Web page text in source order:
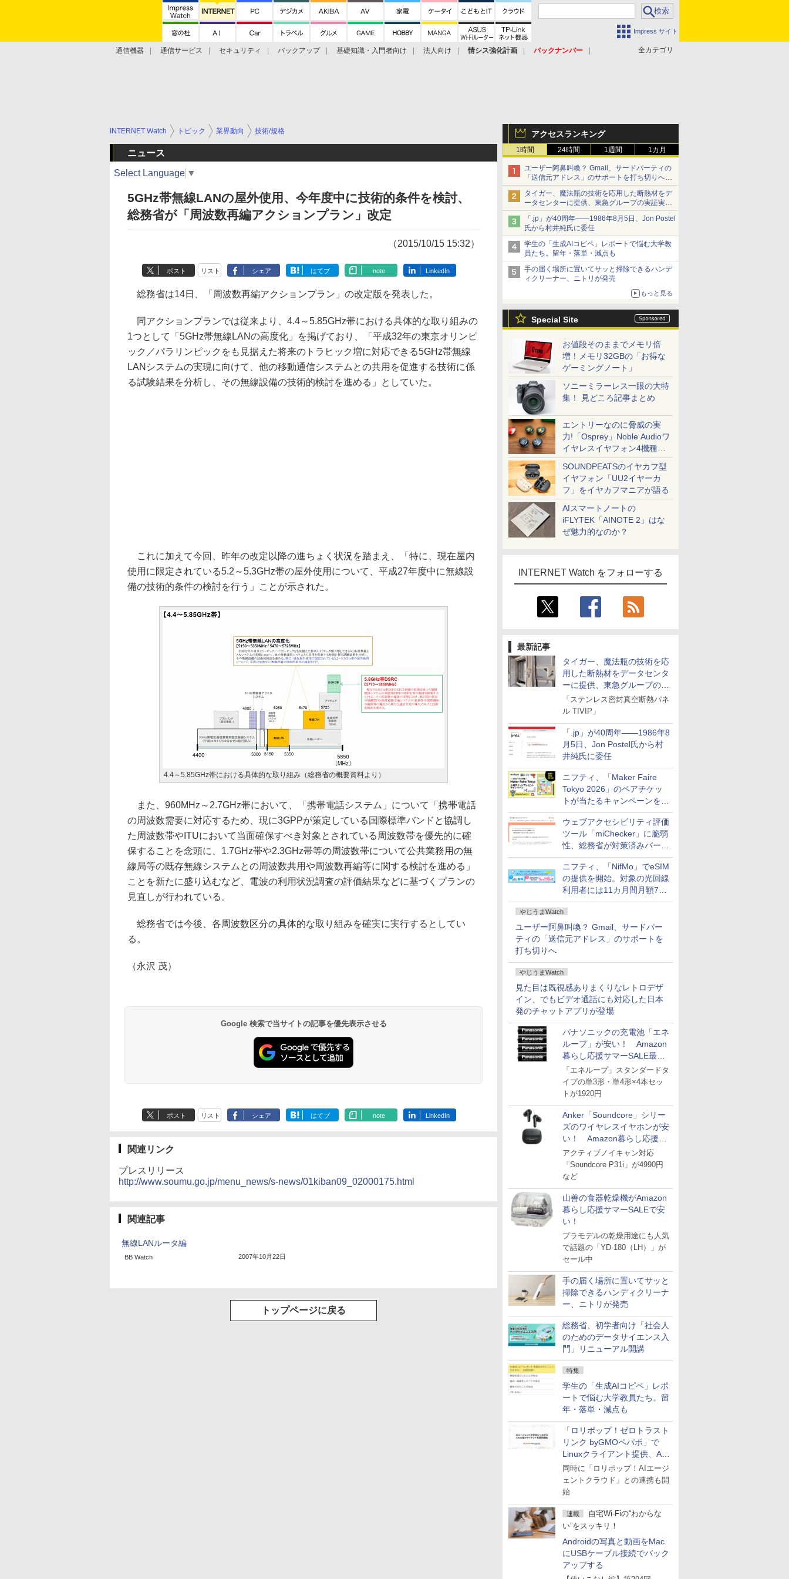
Impress サイト
全カテゴリ
通信機器 通信サービス セキュリティ バックアップ 基礎知識・入門者向け 法人向け 情シス強化計画
バックナンバー
アクセスランキング
1時間 24時間 1週間 1カ月
ユーザー阿鼻叫喚？ Gmail、サードパーティの
「送信元アドレス」のサポートを打ち切りへ
【やじうまWatch】
タイガー、魔法瓶の技術を応用した断熱材をデ
ータセンターに提供、東急グループの実証実験
で 「ステンレス密封真空断熱パネル TIVIP」
「.jp」が40周年――1986年8月5日、Jon Postel
氏から村井純氏に委任
学生の「生成AIコピペ」レポートで悩む大学教
員たち。留年・落単・減点も
手の届く場所に置いてサッと掃除できるハンデ
ィクリーナー、ニトリが発売
もっと見る
Special Site
お値段そのままでメモリ倍
増！メモリ32GBの「お得な
ゲーミングノート」
ソニーミラーレス一眼の大特
集！ 見どころ記事まとめ
エントリーなのに脅威の実
力!「Osprey」Noble Audioワ
イヤレスイヤフォン4機種を
一気に聴く
SOUNDPEATSのイヤカフ型
イヤフォン「UU2イヤーカ
フ」をイヤカフマニアが語る
AIスマートノートの
iFLYTEK「AINOTE 2」はな
ぜ魅力的なのか？
INTERNET Watch をフォローする
最新記事
タイガー、魔法瓶の技術を応
用した断熱材をデータセンタ
ーに提供、東急グループの実
証実験で
「ステンレス密封真空断熱パネ
ル TIVIP」
「.jp」が40周年――1986年8
月5日、Jon Postel氏から村
井純氏に委任
ニフティ、「Maker Faire
Tokyo 2026」のペアチケッ
トが当たるキャンペーンをX
で実施。8月16日まで
ウェブアクセシビリティ評価
ツール「miChecker」に脆弱
性、総務省が対策済みバージ
ョンへの更新を呼び掛け
ニフティ、「NifMo」でeSIM
の提供を開始。対象の光回線
利用者には11カ月間月額770
円割引のキャンペーン
やじうまWatch
ユーザー阿鼻叫喚？ Gmail、サードパー
ティの「送信元アドレス」のサポートを
打ち切りへ
やじうまWatch
見た目は既視感ありまくりなレトロデザ
イン、でもビデオ通話にも対応した日本
発のチャットアプリが登場
パナソニックの充電池「エネ
ループ」が安い！ Amazon
暮らし応援サマーSALE最終
日
「エネループ」スタンダードタ
イプの単3形・単4形×4本セッ
トが1920円
Anker「Soundcore」シリー
ズのワイヤレスイヤホンが安
い！ Amazon暮らし応援サ
マーSALE
アクティブノイキャン対応
「Soundcore P31i」が4990円
など
山善の食器乾燥機がAmazon
暮らし応援サマーSALEで安
い！
プラモデルの乾燥用途にも人気
で話題の「YD-180（LH）」が
セール中
手の届く場所に置いてサッと
掃除できるハンディクリーナ
ー、ニトリが発売
総務省、初学者向け「社会人
のためのデータサイエンス入
門」リニューアル開講
特集
学生の「生成AIコピペ」レポ
ートで悩む大学教員たち。留
年・落単・減点も
「ロリポップ！ゼロトラスト
リンク byGMOペパボ」で
Linuxクライアント提供、AI
エージェントの接続が容易に
同時に「ロリポップ！AIエージ
ェントクラウド」との連携も開
始
連載
自宅Wi-Fiの“わからな
い”をスッキリ！
Androidの写真と動画をMac
にUSBケーブル接続でバック
アップする
INTERNET Watch トピック 業界動向 技術/規格
ニュース
Select Language ▼
5GHz帯無線LANの屋外使用、今年度中に技術的条件を検討、
総務省が「周波数再編アクションプラン」改定
（2015/10/15 15:32）
ポスト リスト シェア はてブ note LinkedIn
総務省は14日、「周波数再編アクションプラン」の改定版を発表した。
同アクションプランでは従来より、4.4～5.85GHz帯における具体的な取り組みの
1つとして「5GHz帯無線LANの高度化」を掲げており、「平成32年の東京オリンピ
ック／パラリンピックをも見据えた将来のトラヒック増に対応できる5GHz帯無線
LANシステムの実現に向けて、他の移動通信システムとの共用を促進する技術に係
る試験結果を分析し、その無線設備の技術的検討を進める」としていた。
これに加えて今回、昨年の改定以降の進ちょく状況を踏まえ、「特に、現在屋内
使用に限定されている5.2～5.3GHz帯の屋外使用について、平成27年度中に無線設
備の技術的条件の検討を行う」ことが示された。
4.4～5.85GHz帯における具体的な取り組み（総務省の概要資料より）
また、960MHz～2.7GHz帯において、「携帯電話システム」について「携帯電話
の周波数需要に対応するため、現に3GPPが策定している国際標準バンドと協調し
た周波数帯やITUにおいて当面確保すべき対象とされている周波数帯を優先的に確
保することを念頭に、1.7GHz帯や2.3GHz帯等の周波数帯について公共業務用の無
線局等の既存無線システムとの周波数共用や周波数再編等に関する検討を進める」
ことを新たに盛り込むなど、電波の利用状況調査の評価結果などに基づくプランの
見直しが行われている。
総務省では今後、各周波数区分の具体的な取り組みを確実に実行するとしてい
る。
（永沢 茂）
Google 検索で当サイトの記事を優先表示させる
ポスト リスト シェア はてブ note LinkedIn
関連リンク
プレスリリース
http://www.soumu.go.jp/menu_news/s-news/01kiban09_02000175.html
関連記事
無線LANルータ編
BB Watch 2007年10月22日
トップページに戻る